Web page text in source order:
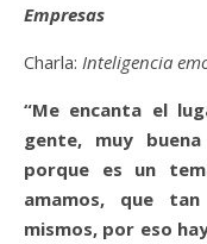
Empresas
Charla: Inteligencia
“Me encanta el
gente, muy
porque es un
amamos, que
mismos, por eso